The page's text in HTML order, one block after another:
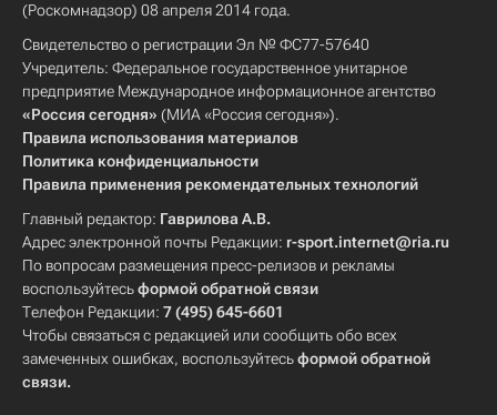
(Роскомнадзор) 08 апреля 2014 года.
Свидетельство о регистрации Эл № ФС77-57640
Учредитель: Федеральное государственное унитарное
предприятие Международное информационное агентство
«Россия сегодня» (МИА «Россия сегодня»).
Правила использования материалов
Политика конфиденциальности
Правила применения рекомендательных технологий
Главный редактор: Гаврилова А.В.
Адрес электронной почты Редакции: r-sport.internet@ria.ru
По вопросам размещения пресс-релизов и рекламы
воспользуйтесьформой обратной связи
Телефон Редакции: 7 (495) 645-6601
Чтобы связаться с редакцией или сообщить обо всех
замеченных ошибках, воспользуйтесьформой обратной
связи.